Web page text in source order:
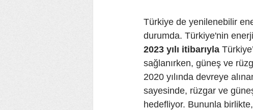
Türkiye de yenilenebilir
durumda. Türkiye'nin
2023 yılı itibarıyla
sağlanırken, güneş ve
2020 yılında devreye
sayesinde, rüzgar ve
hedefliyor. Bununla